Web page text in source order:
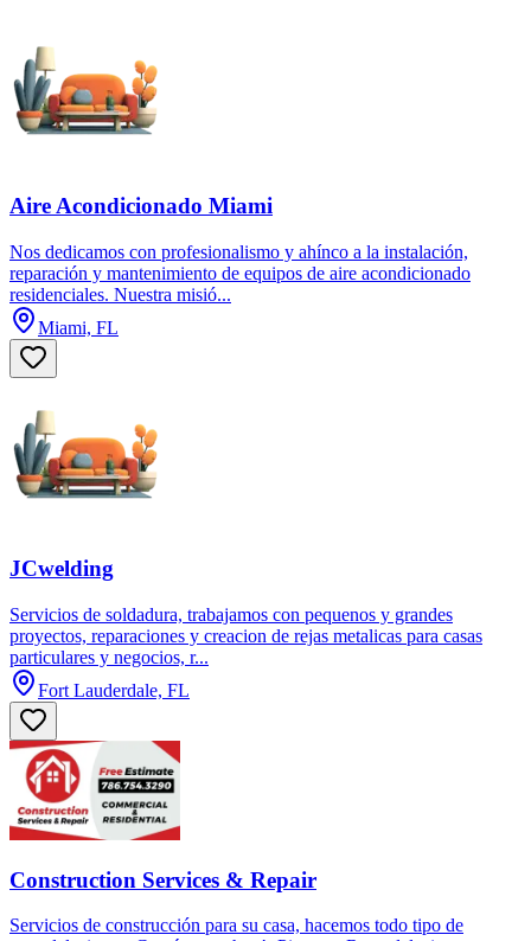
Aire Acondicionado Miami
Nos dedicamos con profesionalismo y ahínco a la instalación,
reparación y mantenimiento de equipos de aire acondicionado
residenciales. Nuestra misió...
Miami, FL
JCwelding
Servicios de soldadura, trabajamos con pequenos y grandes
proyectos, reparaciones y creacion de rejas metalicas para casas
particulares y negocios, r...
Fort Lauderdale, FL
Construction Services & Repair
Servicios de construcción para su casa, hacemos todo tipo de